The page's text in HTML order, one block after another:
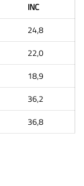
INC
24,8
22,0
18,9
36,2
36,8